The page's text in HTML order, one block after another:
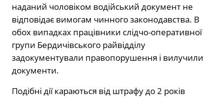
наданий чоловіком водійський документ не
відповідає вимогам чинного законодавства. В
обох випадках працівники слідчо-оперативної
групи Бердичівського райвідділу
задокументували правопорушення і вилучили
документи.
Подібні дії караються від штрафу до 2 років